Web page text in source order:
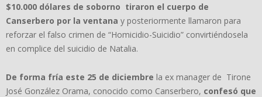
$10.000 dólares de soborno tiraron el cuerpo de
Canserbero por la ventana y posteriormente llamaron para
reforzar el falso crimen de “Homicidio-Suicidio” convirtiéndosela
en complice del suicidio de Natalia.
De forma fría este 25 de diciembre la ex manager de Tirone
José González Orama, conocido como Canserbero, confesó que